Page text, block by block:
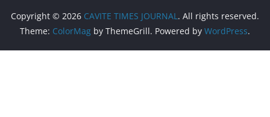
Copyright © 2026 CAVITE TIMES JOURNAL. All rights reserved.
Theme: ColorMag by ThemeGrill. Powered by WordPress.